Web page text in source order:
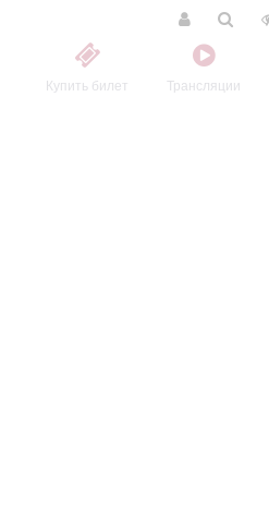
Купить билет Трансляции